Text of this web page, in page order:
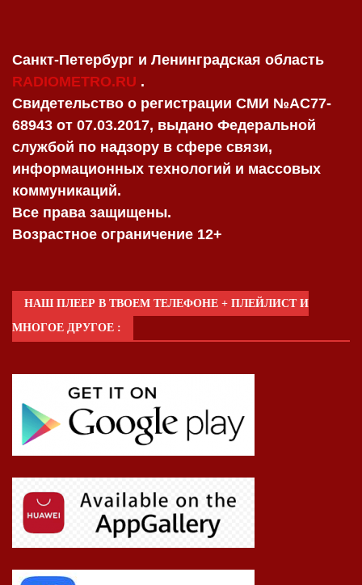
Санкт-Петербург и Ленинградская область
RADIOMETRO.RU .
Свидетельство о регистрации СМИ №AC77-
68943 от 07.03.2017, выдано Федеральной
службой по надзору в сфере связи,
информационных технологий и массовых
коммуникаций.
Все права защищены.
Возрастное ограничение 12+
НАШ ПЛЕЕР В ТВОЕМ ТЕЛЕФОНЕ + ПЛЕЙЛИСТ И
МНОГОЕ ДРУГОЕ :